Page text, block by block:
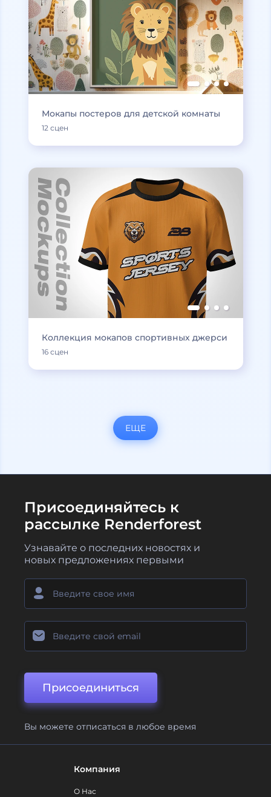
Мокапы постеров для детской комнаты
12 сцен
Коллекция мокапов спортивных джерси
16 сцен
ЕЩЕ
Присоединяйтесь к
рассылке Renderforest
Узнавайте о последних новостях и
новых предложениях первыми
Присоединиться
Вы можете отписаться в любое время
Компания
О Нас